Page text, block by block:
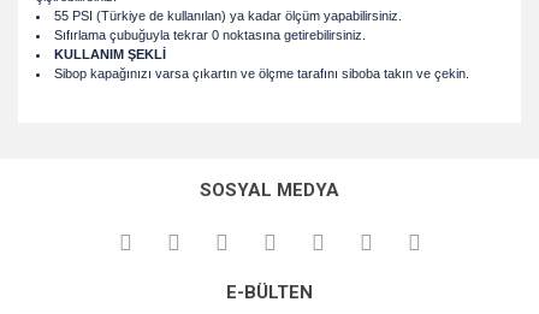
55 PSI (Türkiye de kullanılan) ya kadar ölçüm yapabilirsiniz.
Sıfırlama çubuğuyla tekrar 0 noktasına getirebilirsiniz.
KULLANIM ŞEKLİ
Sibop kapağınızı varsa çıkartın ve ölçme tarafını siboba takın ve çekin.
kullanarak tarafımıza iletebilirsiniz.
Görüş ve önerileriniz için teşekkür ederiz.
Ürün açıklamasında eksik bilgiler bulunuyor.
SOSYAL MEDYA
E-BÜLTEN